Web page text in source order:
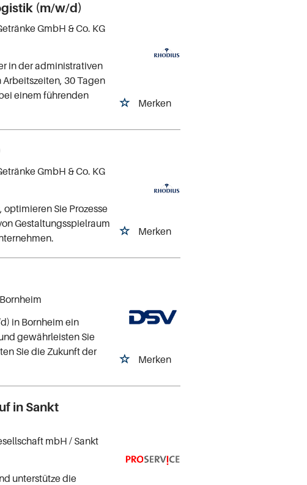
(m/w/d)
Merken
GmbH & Co. KG
in der administrativen
30 Tagen
einem führenden
Merken
GmbH & Co. KG
Sie Prozesse
Gestaltungsspielraum
Merken
in Bornheim ein
gewährleisten Sie
Sie die Zukunft der
in Sankt
mbH / Sankt
unterstütze die